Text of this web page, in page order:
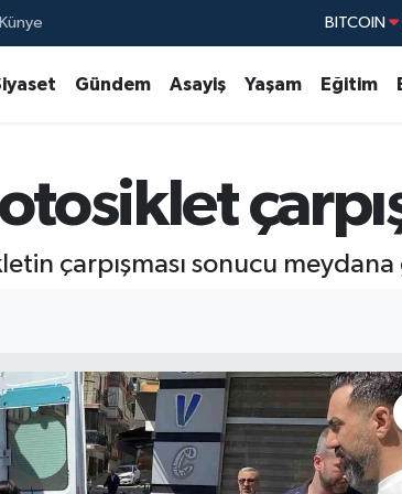
Gündem Asayiş Yaşam Eğitim
çarpışması sonucu